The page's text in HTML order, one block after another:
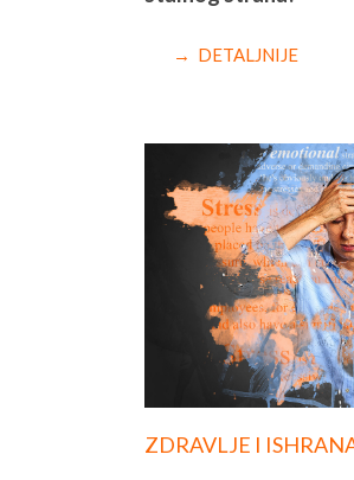
→ DETALJNIJE
ZDRAVLJE I